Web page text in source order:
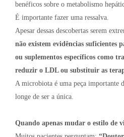
benéficos sobre o metabolismo
É importante fazer uma ressalva.
Apesar dessas descobertas serem
não existem evidências suficientes
ou suplementos específicos como
reduzir o LDL ou substituir as
A microbiota é uma peça importante
longe de ser a única.
Quando apenas mudar o estilo de